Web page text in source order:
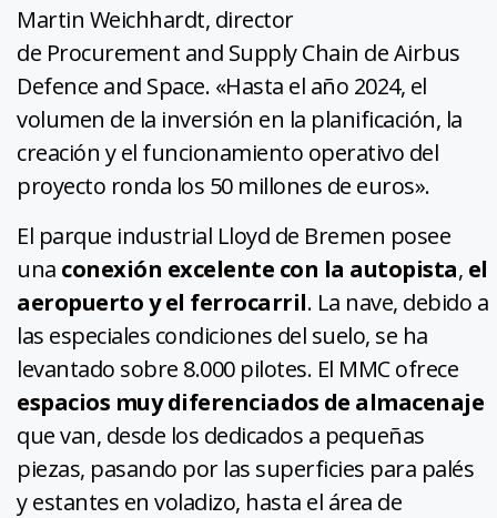
Martin Weichhardt, director
de Procurement and Supply Chain de Airbus
Defence and Space. «Hasta el año 2024, el
volumen de la inversión en la planificación, la
creación y el funcionamiento operativo del
proyecto ronda los 50 millones de euros».
El parque industrial Lloyd de Bremen posee
una conexión excelente con la autopista, el
aeropuerto y el ferrocarril. La nave, debido a
las especiales condiciones del suelo, se ha
levantado sobre 8.000 pilotes. El MMC ofrece
espacios muy diferenciados de almacenaje
que van, desde los dedicados a pequeñas
piezas, pasando por las superficies para palés
y estantes en voladizo, hasta el área de